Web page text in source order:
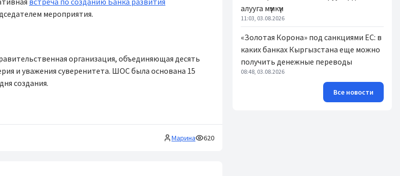
мероприятия.
организация, объединяющая десять
и уважения суверенитета. ШОС была основана 15
создания.
Марина 620
алууга мүмкүн
11:03, 03.08.2026
«Золотая Корона» под санкциями ЕС: в
каких банках Кыргызстана еще можно
получить денежные переводы
08:48, 03.08.2026
Все новости